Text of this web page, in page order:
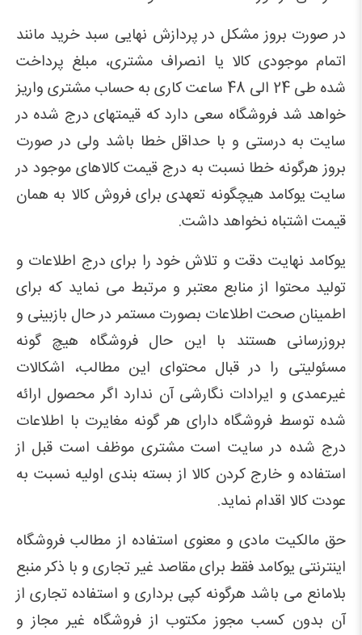
در صورت بروز مشکل در پردازش نهایی سبد خرید مانند
اتمام موجودی کالا یا انصراف مشتری، مبلغ پرداخت
شده طی 24 الی 48 ساعت کاری به حساب مشتری واریز
خواهد شد فروشگاه سعی دارد که قیمتهای درج شده در
سایت به درستی و با حداقل خطا باشد ولی در صورت
بروز هرگونه خطا نسبت به درج قیمت کالاهای موجود در
سایت یوکامد هیچگونه تعهدی برای فروش کالا به همان
قیمت اشتباه نخواهد داشت.
یوکامد نهایت دقت و تلاش خود را برای درج اطلاعات و
تولید محتوا از منابع معتبر و مرتبط می نماید که برای
اطمینان صحت اطلاعات بصورت مستمر در حال بازبینی و
بروزرسانی هستند با این حال فروشگاه هیچ گونه
مسئولیتی را در قبال محتوای این مطالب، اشکالات
غیرعمدی و ایرادات نگارشی آن ندارد اگر محصول ارائه
شده توسط فروشگاه دارای هر گونه مغایرت با اطلاعات
درج شده در سایت است مشتری موظف است قبل از
استفاده و خارج کردن کالا از بسته بندی اولیه نسبت به
عودت کالا اقدام نماید.
حق مالکیت مادی و معنوی استفاده از مطالب فروشگاه
اینترنتی یوکامد فقط برای مقاصد غیر تجاری و با ذکر منبع
بلامانع می باشد هرگونه کپی برداری و استفاده تجاری از
آن بدون کسب مجوز مکتوب از فروشگاه غیر مجاز و